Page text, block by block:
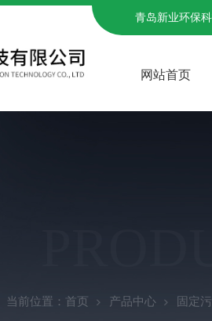
青岛新业环保
网站首页
当前位置： 首页 产品中心 固定